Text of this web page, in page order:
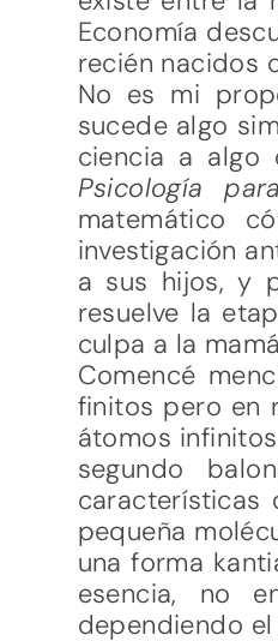
Economía
recién nacidos
No es mi
sucede algo
ciencia a algo
Psicología
matemático
investigación
a sus hijos, y
resuelve la
culpa a la
Comencé
finitos pero en
átomos
segundo
características
pequeña
una forma
esencia, no
dependiendo